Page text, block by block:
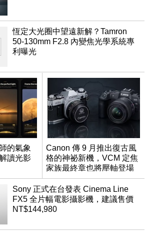
恆定大光圈中望遠新解？Tamron
50-130mm F2.8 內變焦光學系統專
利曝光
的氣象
讀光影
場
Canon 傳 9 月推出復古風
格的神祕新機，VCM 定焦
家族最終章也將壓軸登場
Sony 正式在台發表 Cinema Line
FX5 全片幅電影攝影機，建議售價
NT$144,980